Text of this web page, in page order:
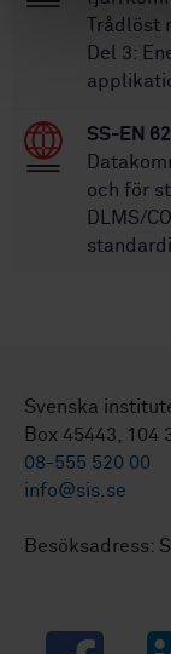
Del 3:
SS-EN
och för
DLMS/
Svenska
Box 45443, 104
08-555 520 00
info@sis.se
Besöksadress:
Facebook